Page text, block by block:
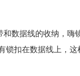
数据线的收纳，嗨
锁扣在数据线上，